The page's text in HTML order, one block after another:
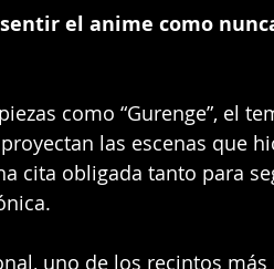
el anime como
como “Gurenge”, el
las escenas que
cita obligada tanto para
uno de los recintos